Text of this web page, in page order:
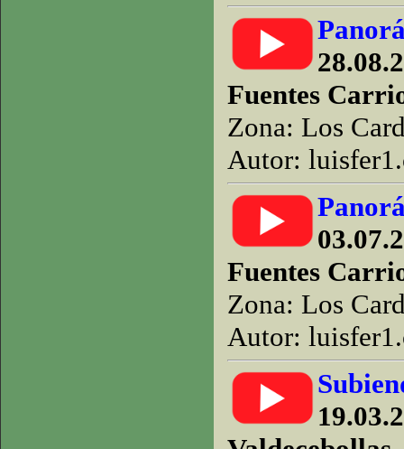
Fuentes
Zona: Los
Autor:
Fuentes
Zona: Los
Autor: